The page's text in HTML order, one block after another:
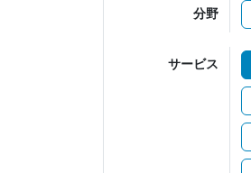
分野
サービス